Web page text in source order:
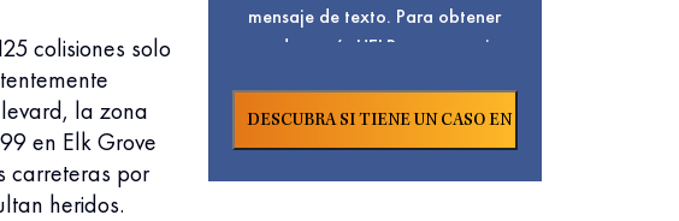
colisiones solo
la zona
en Elk Grove
carreteras por
heridos.
mensaje de texto. Para obtener
ayuda, envíe HELP por mensaje